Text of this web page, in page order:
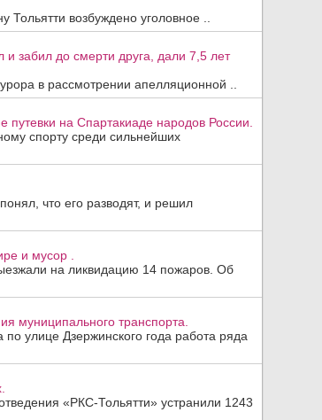
возбуждено уголовное ..
забил до смерти друга, дали 7,5 лет
в рассмотрении апелляционной ..
на Спартакиаде народов России.
спорту среди сильнейших
что его разводят, и решил
и мусор .
на ликвидацию 14 пожаров. Об
муниципального транспорта.
улице Дзержинского года работа ряда
«РКС-Тольятти» устранили 1243